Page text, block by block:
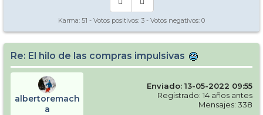
Karma: 51 - Votos positivos: 3 - Votos negativos: 0
Re: El hilo de las compras impulsivas
albertoremach
a
Enviado: 13-05-2022 09:55
Registrado: 14 años antes
Mensajes: 338